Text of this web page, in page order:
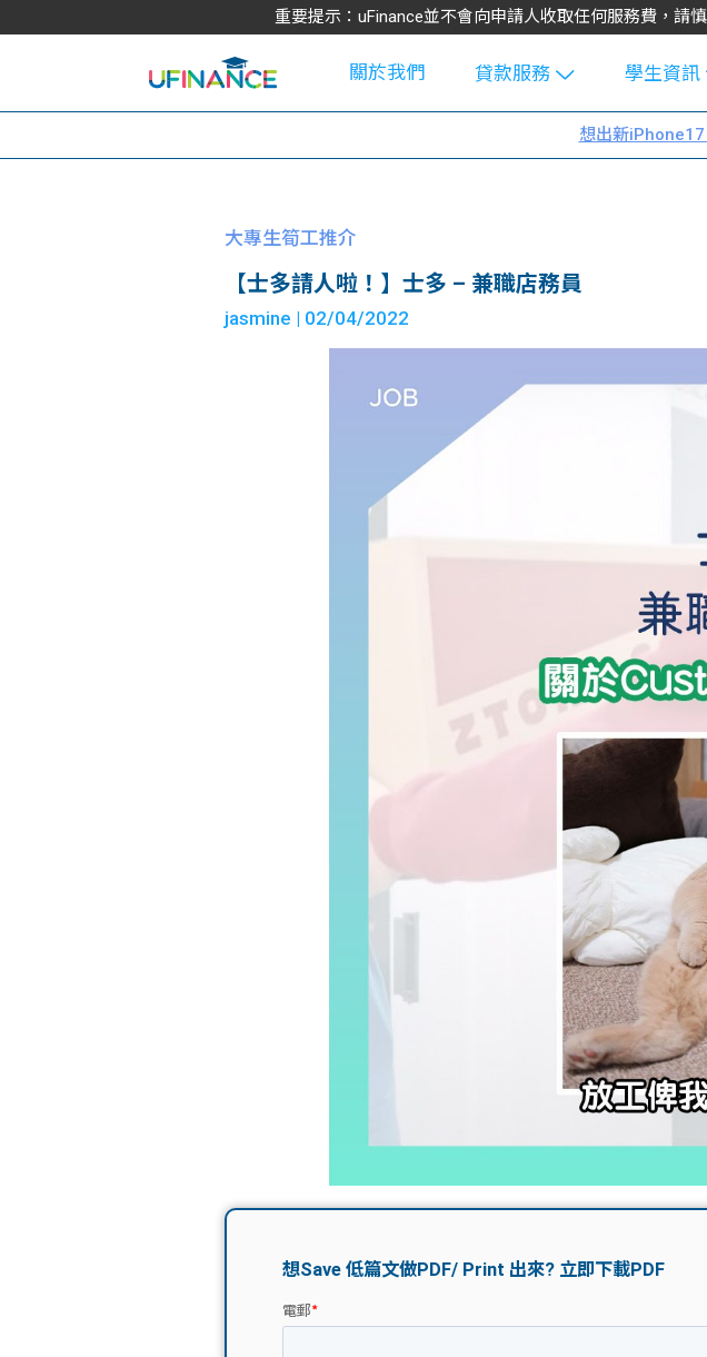
重要提示：uFinance並不會向申請人收取任何服務費，請
關於我們
貸款服務
學生貸款
大學生學費
機
學生資訊
Blog
大專生
想出新iPhone17
大專生筍工推介
【士多請人啦！】士多 – 兼職店務員
jasmine | 02/04/2022